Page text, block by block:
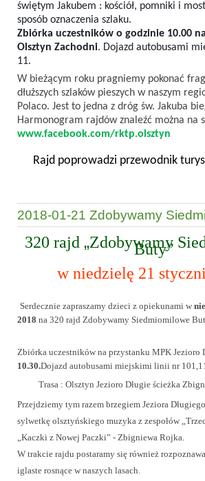
świętym Jakubem : kościół, pomniki i
sposób oznaczenia szlaku.
Zbiórka uczestników o godzinie 10.00
Olsztyn Zachodni. Dojazd autobusami
11.
W bieżącym roku pragniemy pokonać
dłuższych szlaków pieszych w naszym
Polaco. Jest to jedna z dróg św. Jakuba
Harmonogram rajdów znaleźć można na
www.facebook.com/rktp.olsztyn
Rajd poprowadzi przewodnik
2018-01-21 Zdobywamy
320 rajd „Zdobywamy
Buty”
w niedzielę 21
Serdecznie zapraszamy dzieci z opiekunami w
2018 na 320 rajd Zdobywamy Siedmiomilowe
Zbiórka uczestników na przystanku MPK Jezioro
10.30.Dojazd autobusami miejskimi linii nr
Trasa : Olsztyn Jezioro Długie ścieżka
Przejdziemy tym razem brzegiem Jeziora
sylwetkę olsztyńskiego muzyka z zespołów
„Kaczki z Nowej Paczki” - Zbigniewa Rojka.
W trakcie rajdu postaramy się również
iglaste rosnące w naszych lasach.